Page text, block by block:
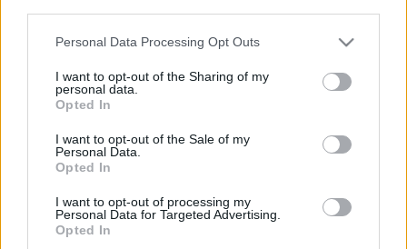
Please note that this website/app uses one or more Google
not limited to your visit or usage behaviour. You may click to
grant or deny consent to Google and its third-party tags to
use your data for below specified purposes in below Google
consent section.
Personal Data Processing Opt Outs
I want to opt-out of the Sharing of my
personal data.
Opted In
I want to opt-out of the Sale of my
Personal Data.
Opted In
I want to opt-out of processing my
Personal Data for Targeted Advertising.
Opted In
Látlelet a hazai víziközművekről?
Bicske vízellátása
termeléssel tehermentesíti a
villamosenergia-rendszert a STRABAG